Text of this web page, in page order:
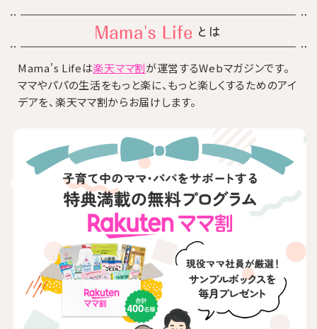
とは
Mama's Lifeは楽天ママ割が運営するWebマガジンです。
ママやパパの生活をもっと楽に、もっと楽しくするためのアイ
デアを、楽天ママ割からお届けします。